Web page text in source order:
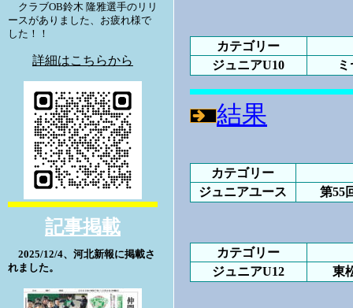
クラブOB鈴木 隆雅選手のリリ
ースがありました、お疲れ様で
した！！
詳細はこちらから
記事掲載
2025/12/4、河北新報に掲載さ
れました。
カテゴリー
ジュニアU10
結果
カテゴリー
ジュニアユース
第55
カテゴリー
ジュニアU12
東